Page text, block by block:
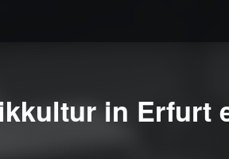
in Erfurt